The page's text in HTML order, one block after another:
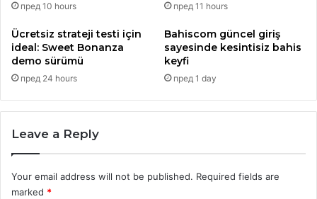
локалното македонско здружение. Во Пландиште, во
активноста учествуваа претседателот на Извршниот
одбор Благоја Соколовски и членот на Советот Новица
Дукадиновски, додека во Качарево пакетчињата ги
поделија претседателката на Советот Зорица Митровиќ
и претседателот на здружението „Вардар“, Симо
Најдовски.
пред 10 hours пред 11 hours
Ücretsiz strateji testi için
ideal: Sweet Bonanza
demo sürümü
пред 24 hours
Bahiscom güncel giriş
sayesinde kesintisiz bahis
keyfi
пред 1 day
Leave a Reply
Your email address will not be published. Required fields are
marked *